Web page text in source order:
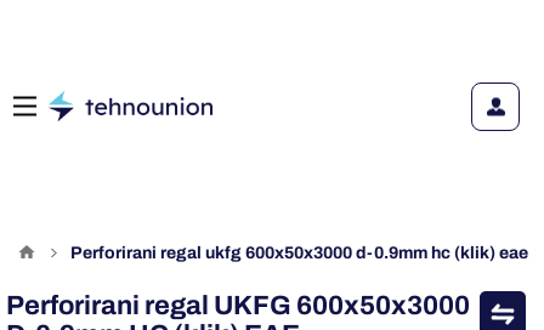
perforirani regal ukfg 600x50x3000 d-0.9mm hc (klik) eae
Perforirani regal UKFG 600x50x3000